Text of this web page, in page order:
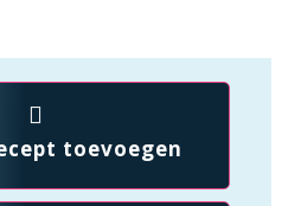
toevoegen